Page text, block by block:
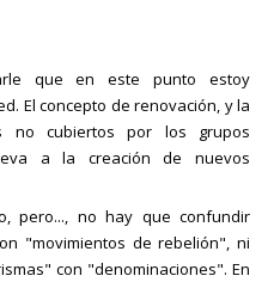
que en este punto estoy
El concepto de renovación, y la
no cubiertos por los grupos
a la creación de nuevos
pero..., no hay que confundir
"movimientos de rebelión", ni
con "denominaciones". En